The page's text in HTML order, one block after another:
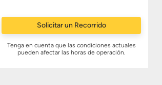
Solicitar un Recorrido
Tenga en cuenta que las condiciones actuales
pueden afectar las horas de operación.